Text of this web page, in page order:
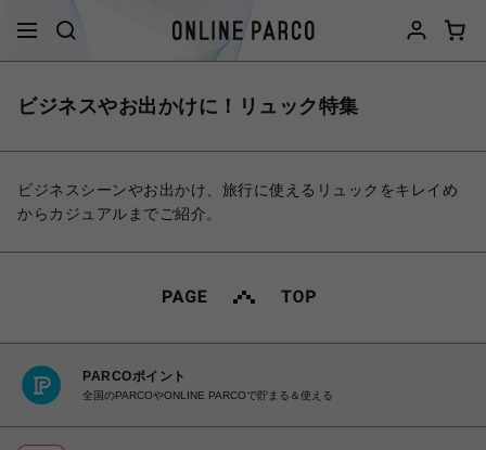
ビジネスやお出かけに！リュック特集
ビジネスシーンやお出かけ、旅行に使えるリュックをキレイめ
からカジュアルまでご紹介。
PARCOポイント
全国のPARCOやONLINE PARCOで貯まる＆使える